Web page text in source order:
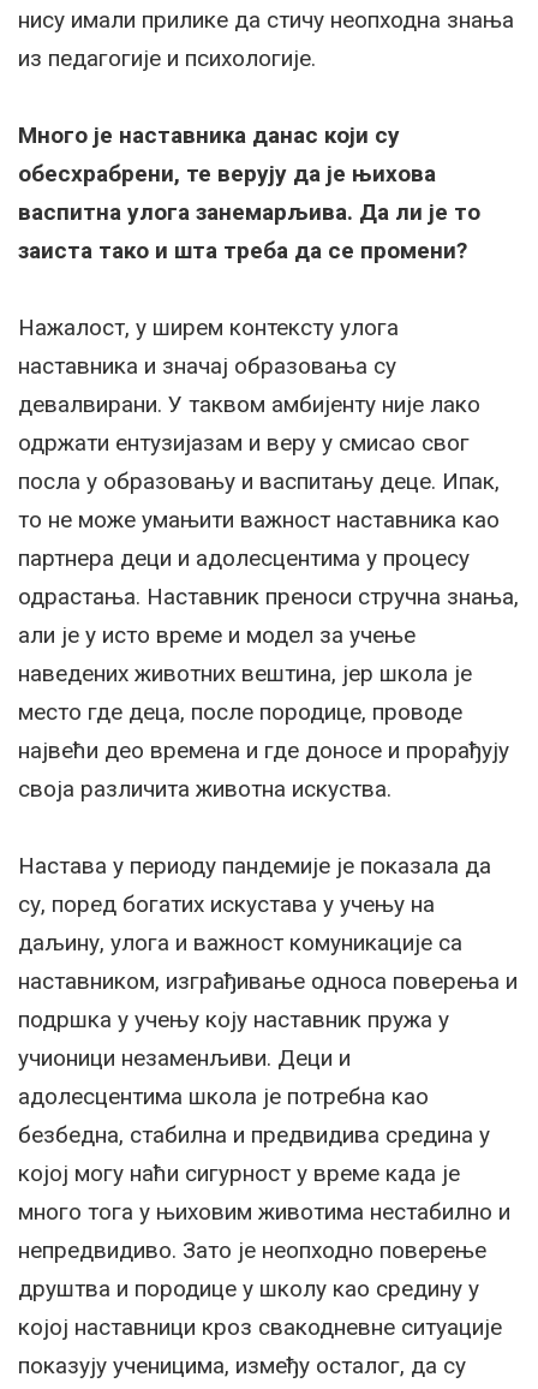
нису имали прилике да стичу неопходна знања
из педагогије и психологије.
Много је наставника данас који су
обесхрабрени, те верују да је њихова
васпитна улога занемарљива. Да ли је то
заиста тако и шта треба да се промени?
Нажалост, у ширем контексту улога
наставника и значај образовања су
девалвирани. У таквом амбијенту није лако
одржати ентузијазам и веру у смисао свог
посла у образовању и васпитању деце. Ипак,
то не може умањити важност наставника као
партнера деци и адолесцентима у процесу
одрастања. Наставник преноси стручна знања,
али је у исто време и модел за учење
наведених животних вештина, јер школа је
место где деца, после породице, проводе
највећи део времена и где доносе и прорађују
своја различита животна искуства.
Настава у периоду пандемије је показала да
су, поред богатих искустава у учењу на
даљину, улога и важност комуникације са
наставником, изграђивање односа поверења и
подршка у учењу коју наставник пружа у
учионици незаменљиви. Деци и
адолесцентима школа је потребна као
безбедна, стабилна и предвидива средина у
којој могу наћи сигурност у време када је
много тога у њиховим животима нестабилно и
непредвидиво. Зато је неопходно поверење
друштва и породице у школу као средину у
којој наставници кроз свакодневне ситуације
показују ученицима, између осталог, да су